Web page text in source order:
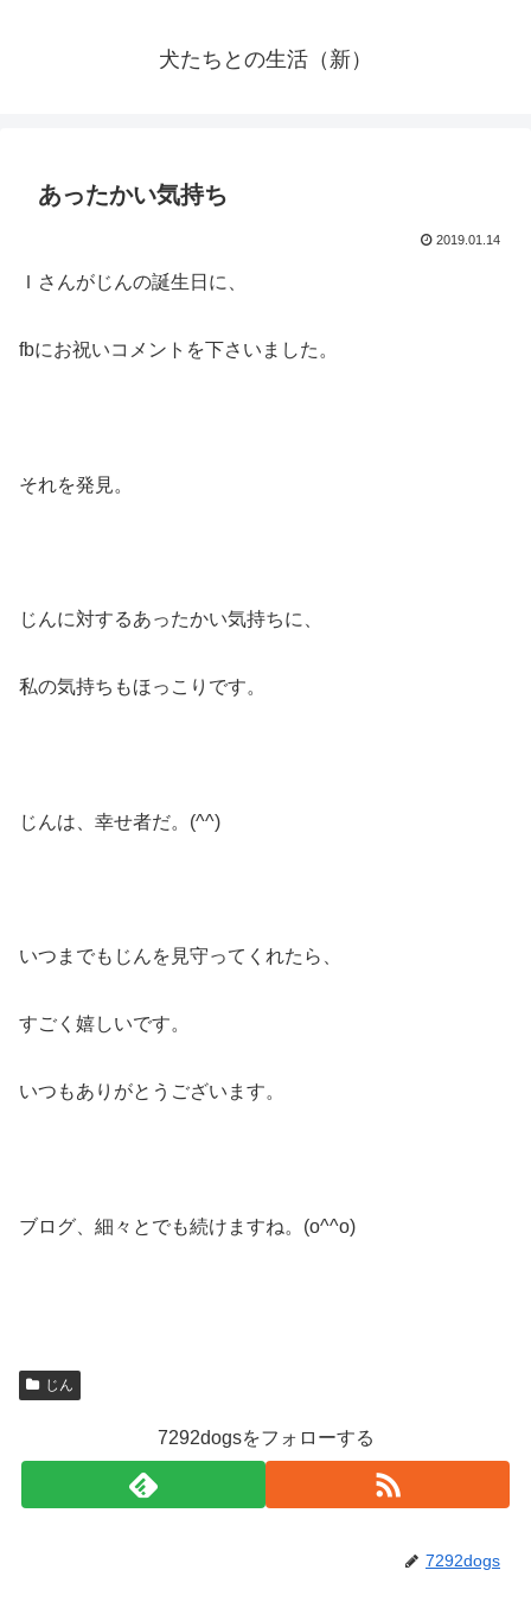
犬たちとの生活（新）
あったかい気持ち
2019.01.14
Ｉさんがじんの誕生日に、
fbにお祝いコメントを下さいました。
それを発見。
じんに対するあったかい気持ちに、
私の気持ちもほっこりです。
じんは、幸せ者だ。(^^)
いつまでもじんを見守ってくれたら、
すごく嬉しいです。
いつもありがとうございます。
ブログ、細々とでも続けますね。(o^^o)
じん
7292dogsをフォローする
7292dogs